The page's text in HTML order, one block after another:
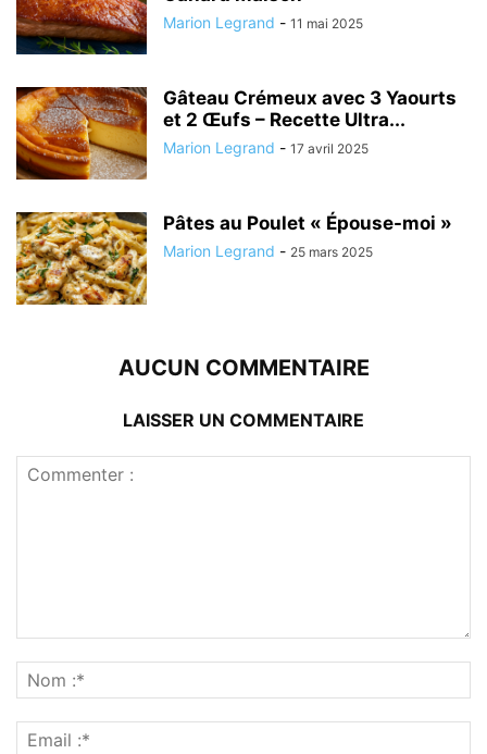
Marion Legrand - 11 mai 2025
Gâteau Crémeux avec 3 Yaourts
et 2 Œufs – Recette Ultra...
Marion Legrand - 17 avril 2025
Pâtes au Poulet « Épouse-moi »
Marion Legrand - 25 mars 2025
AUCUN COMMENTAIRE
LAISSER UN COMMENTAIRE